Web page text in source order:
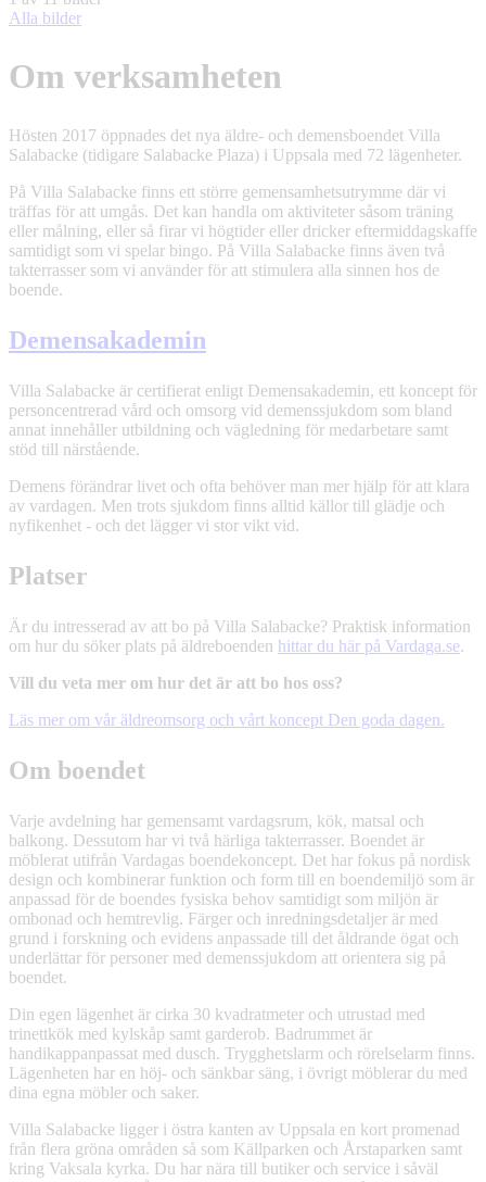
Alla bilder
Om verksamheten
Hösten 2017 öppnades det nya äldre- och demensboendet Villa
Salabacke (tidigare Salabacke Plaza) i Uppsala med 72 lägenheter.
På Villa Salabacke finns ett större gemensamhetsutrymme där vi
träffas för att umgås. Det kan handla om aktiviteter såsom träning
eller målning, eller så firar vi högtider eller dricker eftermiddagskaffe
samtidigt som vi spelar bingo. På Villa Salabacke finns även två
takterrasser som vi använder för att stimulera alla sinnen hos de
boende.
Demensakademin
Villa Salabacke är certifierat enligt Demensakademin, ett koncept för
personcentrerad vård och omsorg vid demenssjukdom som bland
annat innehåller utbildning och vägledning för medarbetare samt
stöd till närstående.
Demens förändrar livet och ofta behöver man mer hjälp för att klara
av vardagen. Men trots sjukdom finns alltid källor till glädje och
nyfikenhet - och det lägger vi stor vikt vid.
Platser
Är du intresserad av att bo på Villa Salabacke? Praktisk information
om hur du söker plats på äldreboenden hittar du här på Vardaga.se.
Vill du veta mer om hur det är att bo hos oss?
Läs mer om vår äldreomsorg och vårt koncept Den goda dagen.
Om boendet
Varje avdelning har gemensamt vardagsrum, kök, matsal och
balkong. Dessutom har vi två härliga takterrasser. Boendet är
möblerat utifrån Vardagas boendekoncept. Det har fokus på nordisk
design och kombinerar funktion och form till en boendemiljö som är
anpassad för de boendes fysiska behov samtidigt som miljön är
ombonad och hemtrevlig. Färger och inredningsdetaljer är med
grund i forskning och evidens anpassade till det åldrande ögat och
underlättar för personer med demenssjukdom att orientera sig på
boendet.
Din egen lägenhet är cirka 30 kvadratmeter och utrustad med
trinettkök med kylskåp samt garderob. Badrummet är
handikappanpassat med dusch. Trygghetslarm och rörelselarm finns.
Lägenheten har en höj- och sänkbar säng, i övrigt möblerar du med
dina egna möbler och saker.
Villa Salabacke ligger i östra kanten av Uppsala en kort promenad
från flera gröna områden så som Källparken och Årstaparken samt
kring Vaksala kyrka. Du har nära till butiker och service i såväl